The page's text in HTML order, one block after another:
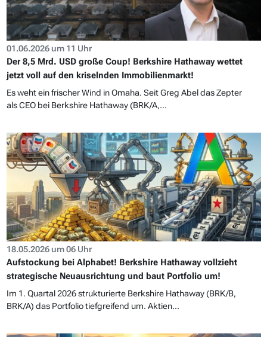
01.06.2026 um 11 Uhr
Der 8,5 Mrd. USD große Coup! Berkshire Hathaway wettet
jetzt voll auf den kriselnden Immobilienmarkt!
Es weht ein frischer Wind in Omaha. Seit Greg Abel das Zepter
als CEO bei Berkshire Hathaway (BRK/A,...
18.05.2026 um 06 Uhr
Aufstockung bei Alphabet! Berkshire Hathaway vollzieht
strategische Neuausrichtung und baut Portfolio um!
Im 1. Quartal 2026 strukturierte Berkshire Hathaway (BRK/B,
BRK/A) das Portfolio tiefgreifend um. Aktien...